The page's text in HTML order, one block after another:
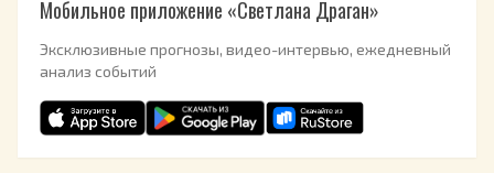
Мобильное приложение «Светлана Драган»
Эксклюзивные прогнозы, видео-интервью, ежедневный
анализ событий